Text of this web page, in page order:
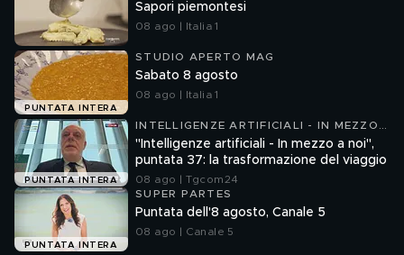
Sapori piemontesi
08 ago | Italia 1
PUNTATA INTERA
STUDIO APERTO MAG
Sabato 8 agosto
08 ago | Italia 1
PUNTATA INTERA
INTELLIGENZE ARTIFICIALI - IN MEZZO
A NOI
"Intelligenze artificiali - In mezzo a noi",
puntata 37: la trasformazione del viaggio
08 ago | Tgcom24
PUNTATA INTERA
SUPER PARTES
Puntata dell'8 agosto, Canale 5
08 ago | Canale 5